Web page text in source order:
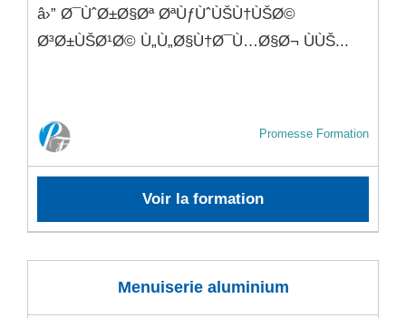
â›” Ø¯ÙˆØ±Ø§Øª ØªÙƒÙˆÙŠÙ†ÙŠØ©
Ø³Ø±ÙŠØ¹Ø© Ù„Ù„Ø§Ù†Ø¯Ù…Ø§Ø¬ ÙÙŠ...
Promesse Formation
Voir la formation
Menuiserie aluminium